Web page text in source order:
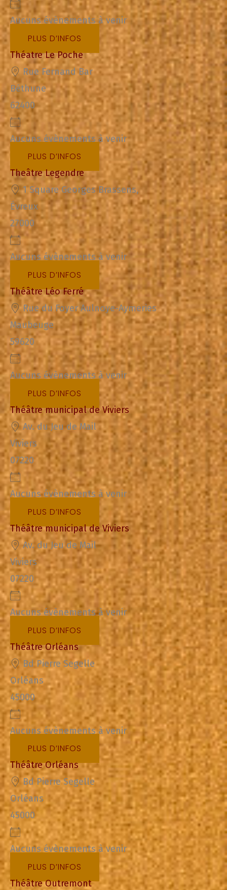
Aucuns évènements à venir
PLUS D’INFOS
Théatre Le Poche
Rue Fernand Bar
Béthune
62400
Aucuns évènements à venir
PLUS D’INFOS
Theâtre Legendre
1 Square Georges Brassens,
Évreux
27000
Aucuns évènements à venir
PLUS D’INFOS
Théâtre Léo Ferré
Rue du Foyer Aulnoye-Aymeries
Maubeuge
59620
Aucuns évènements à venir
PLUS D’INFOS
Théâtre municipal de Viviers
Av. du Jeu de Mail
Viviers
07220
Aucuns évènements à venir
PLUS D’INFOS
Théâtre municipal de Viviers
Av. du Jeu de Mail
Viviers
07220
Aucuns évènements à venir
PLUS D’INFOS
Théâtre Orléans
Bd Pierre Segelle
Orléans
45000
Aucuns évènements à venir
PLUS D’INFOS
Théâtre Orléans
Bd Pierre Segelle
Orléans
45000
Aucuns évènements à venir
PLUS D’INFOS
Théâtre Outremont